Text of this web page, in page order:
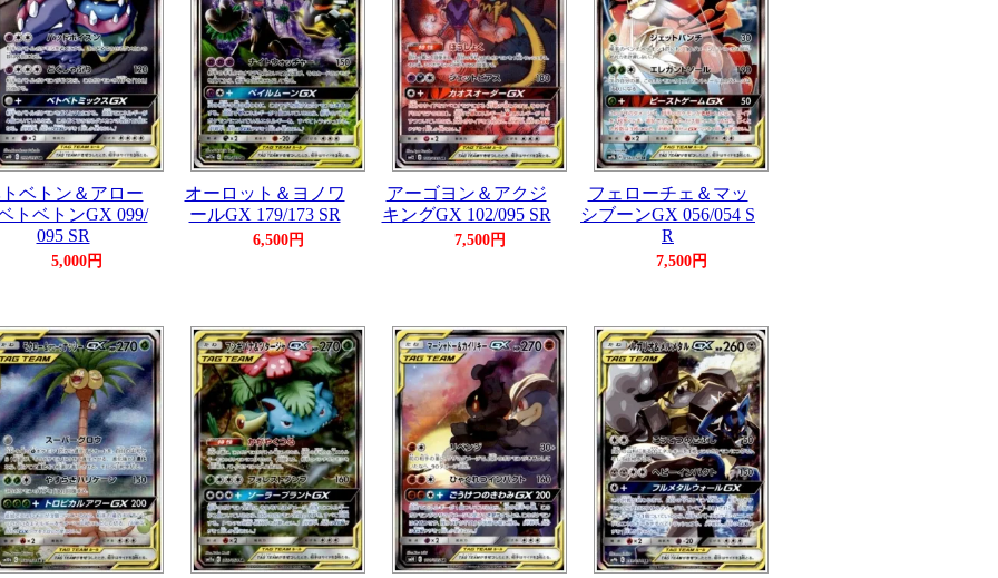
ベトン＆アロー
トベトンGX 099/
095 SR
5,000円
オーロット＆ヨノワ
ールGX 179/173 SR
6,500円
アーゴヨン＆アクジ
キングGX 102/095 SR
7,500円
フェローチェ＆マッ
シブーンGX 056/054 S
R
7,500円